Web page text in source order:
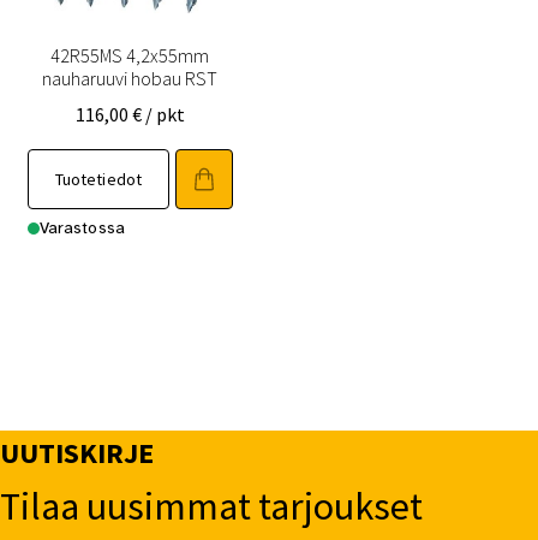
42R55MS 4,2x55mm
nauharuuvi hobau RST
116,00 € / pkt
Tuotetiedot
Varastossa
UUTISKIRJE
Tilaa uusimmat tarjoukset